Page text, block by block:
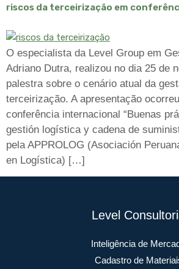
riscos da terceirização em
O especialista da Level Group em
Adriano Dutra, realizou no dia 25 de
palestra sobre o cenário atual da
terceirização. A apresentação
conferência internacional “Buenas
gestión logística y cadena de
pela APPROLOG (Asociación
en Logística) […]
Level
Inteligência de
Cadastro de